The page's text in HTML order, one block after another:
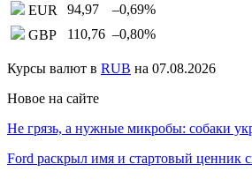
EUR
94,97 –0,69%
GBP
110,76 –0,80%
Курсы валют в RUB на 07.08.2026
Новое на сайте
Не грязь, а нужные микробы: собаки
Ford раскрыл имя и стартовый ценник